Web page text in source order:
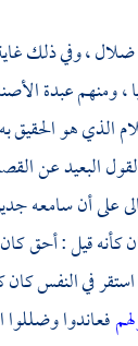
، وفي ذلك
، ومنهم عبدة
الذي هو
البعيد عن
على أن سامعه
كأنه قيل :
استقر في النفس
فعاندوا وضللوا